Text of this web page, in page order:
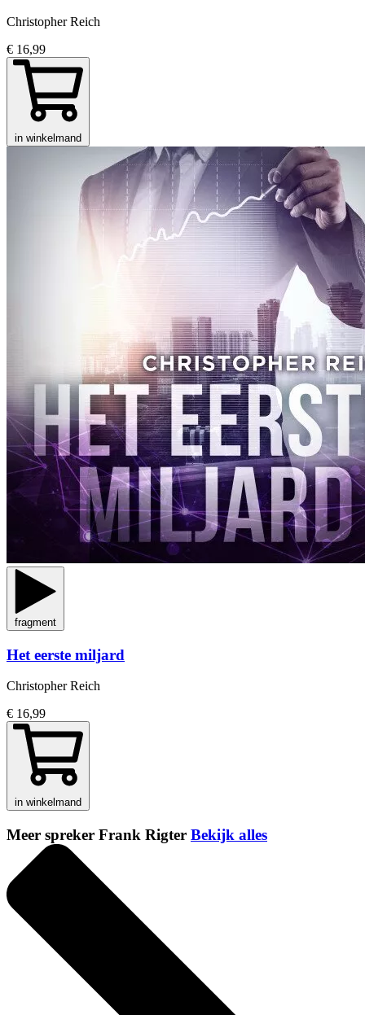
Christopher Reich
€ 16,99
in winkelmand
fragment
Het eerste miljard
Christopher Reich
€ 16,99
in winkelmand
Meer spreker Frank Rigter Bekijk alles